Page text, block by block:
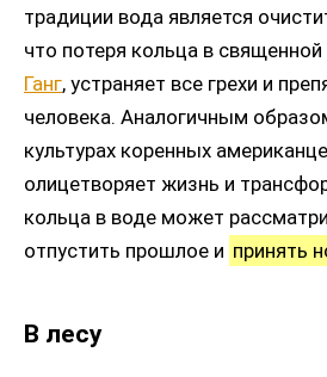
традиции вода является
что потеря кольца в священной
Ганг, устраняет все грехи и
человека. Аналогичным
культурах коренных
олицетворяет жизнь и
кольца в воде может
отпустить прошлое и принять
В лесу